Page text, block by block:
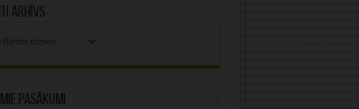
arhīvs
pasākumi